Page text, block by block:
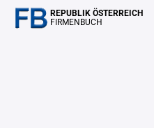
REPUBLIK ÖSTERREICH
FIRMENBUCH